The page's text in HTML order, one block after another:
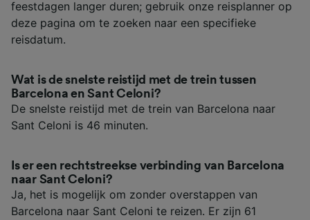
feestdagen langer duren; gebruik onze reisplanner op
deze pagina om te zoeken naar een specifieke
reisdatum.
Wat is de snelste reistijd met de trein tussen
Barcelona en Sant Celoni?
De snelste reistijd met de trein van Barcelona naar
Sant Celoni is 46 minuten.
Is er een rechtstreekse verbinding van Barcelona
naar Sant Celoni?
Ja, het is mogelijk om zonder overstappen van
Barcelona naar Sant Celoni te reizen. Er zijn 61